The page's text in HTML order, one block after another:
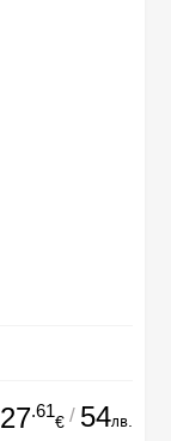
27.61
€ / 54лв.